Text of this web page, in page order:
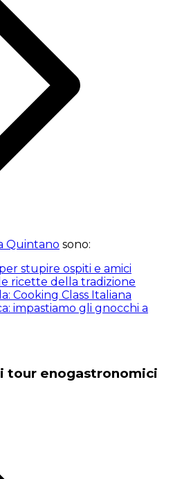
Quintano sono:
stupire ospiti e amici
ricette della tradizione
Cooking Class Italiana
impastiamo gli gnocchi a
tour enogastronomici